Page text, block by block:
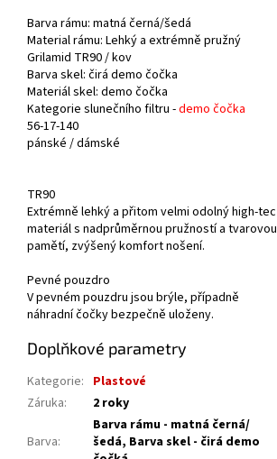
Barva rámu: matná černá/šedá
Material rámu: Lehký a extrémně pružný
Grilamid TR90 / kov
Barva skel: čirá demo čočka
Materiál skel: demo čočka
Kategorie slunečního filtru -demo čočka
56-17-140
pánské /dámské
TR90
Extrémně lehký a přitom velmi odolný high-tec
materiál s nadprůměrnou pružností a tvarovou
pamětí, zvýšený komfort nošení.
Pevné pouzdro
V pevném pouzdru jsou brýle, případně
náhradní čočky bezpečně uloženy.
Doplňkové parametry
Kategorie: Plastové
Záruka: 2 roky
Barva:
Barva rámu - matná černá/
šedá, Barva skel - čirá demo